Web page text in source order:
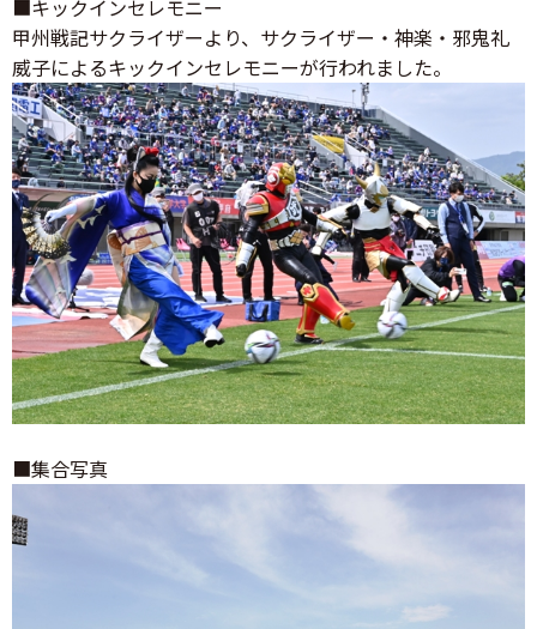
■キックインセレモニー
甲州戦記サクライザーより、サクライザー・神楽・邪鬼礼
威子によるキックインセレモニーが行われました。
■集合写真